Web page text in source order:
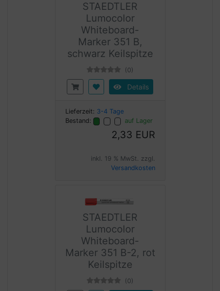
STAEDTLER
Lumocolor
Whiteboard-
Marker 351 B,
schwarz Keilspitze
(0)
Details
Lieferzeit: 3-4 Tage
Bestand:
auf Lager
2,33 EUR
inkl. 19 % MwSt. zzgl.
Versandkosten
STAEDTLER
Lumocolor
Whiteboard-
Marker 351 B-2, rot
Keilspitze
(0)